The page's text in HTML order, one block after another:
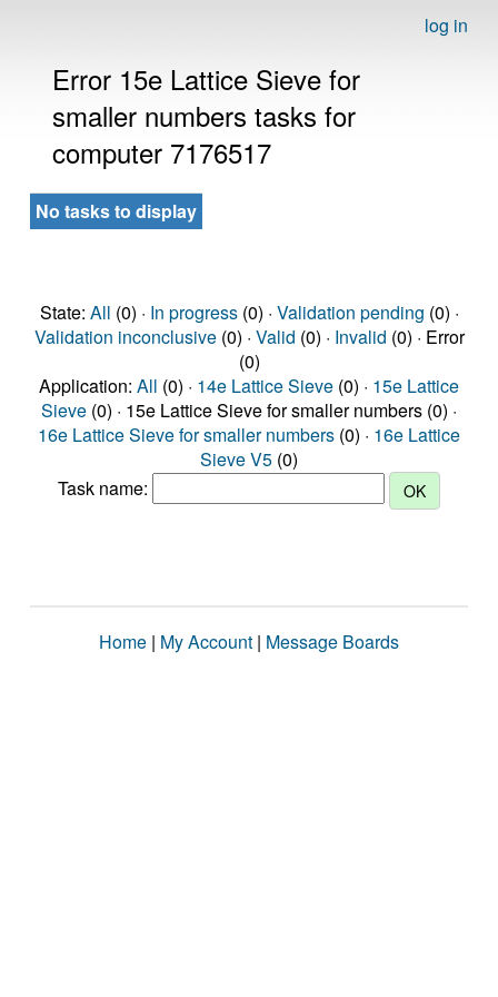
log in
Error 15e Lattice Sieve for
smaller numbers tasks for
computer 7176517
No tasks to display
State: All (0) · In progress(0) · Validation pending (0) ·
Validation inconclusive(0) · Valid (0) · Invalid (0) · Error
(0)
Application: All (0) · 14e Lattice Sieve (0) · 15e Lattice
Sieve (0) · 15e Lattice Sieve for smaller numbers (0) ·
16e Lattice Sieve for smaller numbers (0) · 16e Lattice
Sieve V5 (0)
Task name:
Home | My Account | Message Boards